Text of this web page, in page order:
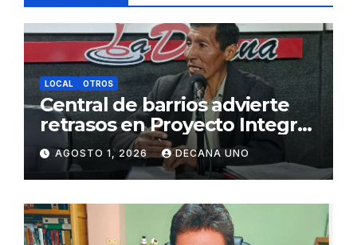
LOCAL OTROS
Central de barrios advierte
retrasos en Proyecto Integral
de Agua y Alcantarillado para
Juliaca
AGOSTO 1, 2026 DECANA UNO